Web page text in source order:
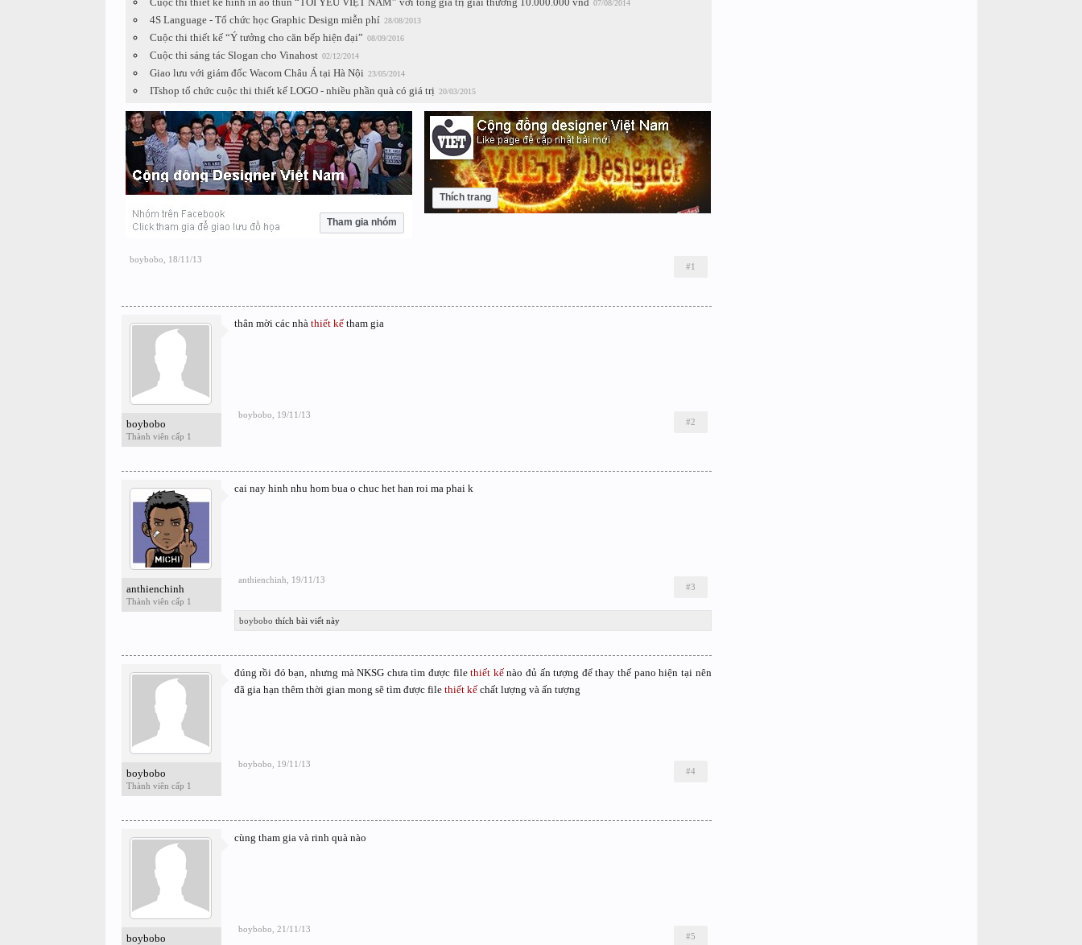
07/08/2014
4S Language - Tổ chức học Graphic Design miễn phí 28/08/2013
Cuộc thi thiết kế “Ý tưởng cho căn bếp hiện đại” 08/09/2016
Cuộc thi sáng tác Slogan cho Vinahost 02/12/2014
Giao lưu với giám đốc Wacom Châu Á tại Hà Nội 23/05/2014
ITshop tổ chức cuộc thi thiết kế LOGO - nhiều phần quà có giá trị 20/03/2015
Tham gia nhóm
Thích trang
boybobo 18/11/13
#1
boybobo
Thành viên cấp 1
thân mời các nhà thiết kếtham gia
boybobo 19/11/13
#2
anthienchinh
Thành viên cấp 1
cai nay hinh nhu hom bua o chuc het han roi ma phai k
anthienchinh 19/11/13
#3
boybobo thích bài viết này
boybobo
Thành viên cấp 1
đúng rồi đó bạn, nhưng mà NKSG chưa tìm được filethiết kếnào đủ ấn tượng để thay thế pano hiện tại nên
đã gia hạn thêm thời gian mong sẽ tìm được file thiết kếchất lượng và ấn tượng
boybobo 19/11/13
#4
boybobo
cùng tham gia và rinh quà nào
boybobo 21/11/13
#5